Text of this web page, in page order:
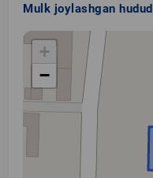
Mulk joylashgan hudud
+
−